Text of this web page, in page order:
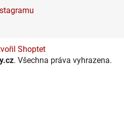
Shoptet
. Všechna práva vyhrazena.